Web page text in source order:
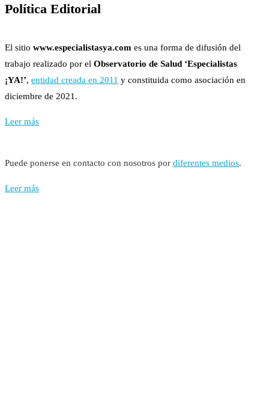
Política Editorial
El sitio www.especialistasya.com es una forma de difusión del
trabajo realizado por el Observatorio de Salud ‘Especialistas
¡YA!’, entidad creada en 2011 y constituida como asociación en
diciembre de 2021.
Leer más
Puede ponerse en contacto con nosotros por diferentes medios.
Leer más